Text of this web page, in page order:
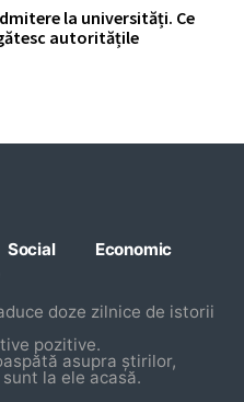
la universități. Ce
autoritățile
Social
Economic
doze zilnice de istorii
pozitive.
asupra știrilor,
la ele acasă.